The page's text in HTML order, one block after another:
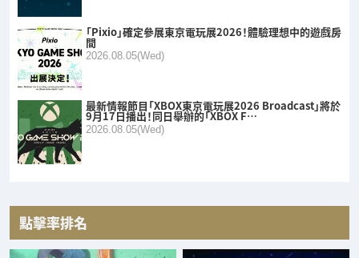
「Pixio」確定參展東京電玩展2026！體驗理想中的遊戲房
間
2026.08.05(Wed)
最新情報節目「XBOX東京電玩展2026 Broadcast」將於
9月17日播出！同日舉辦的「XBOX F…
2026.08.05(Wed)
點擊率排名